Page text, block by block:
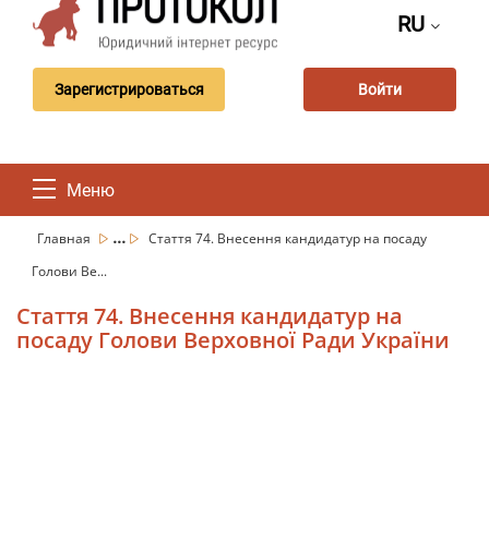
RU
Зарегистрироваться Войти
Меню
Главная ...
Стаття 74. Внесення кандидатур на посаду
Голови Ве...
Стаття 74. Внесення кандидатур на
посаду Голови Верховної Ради України